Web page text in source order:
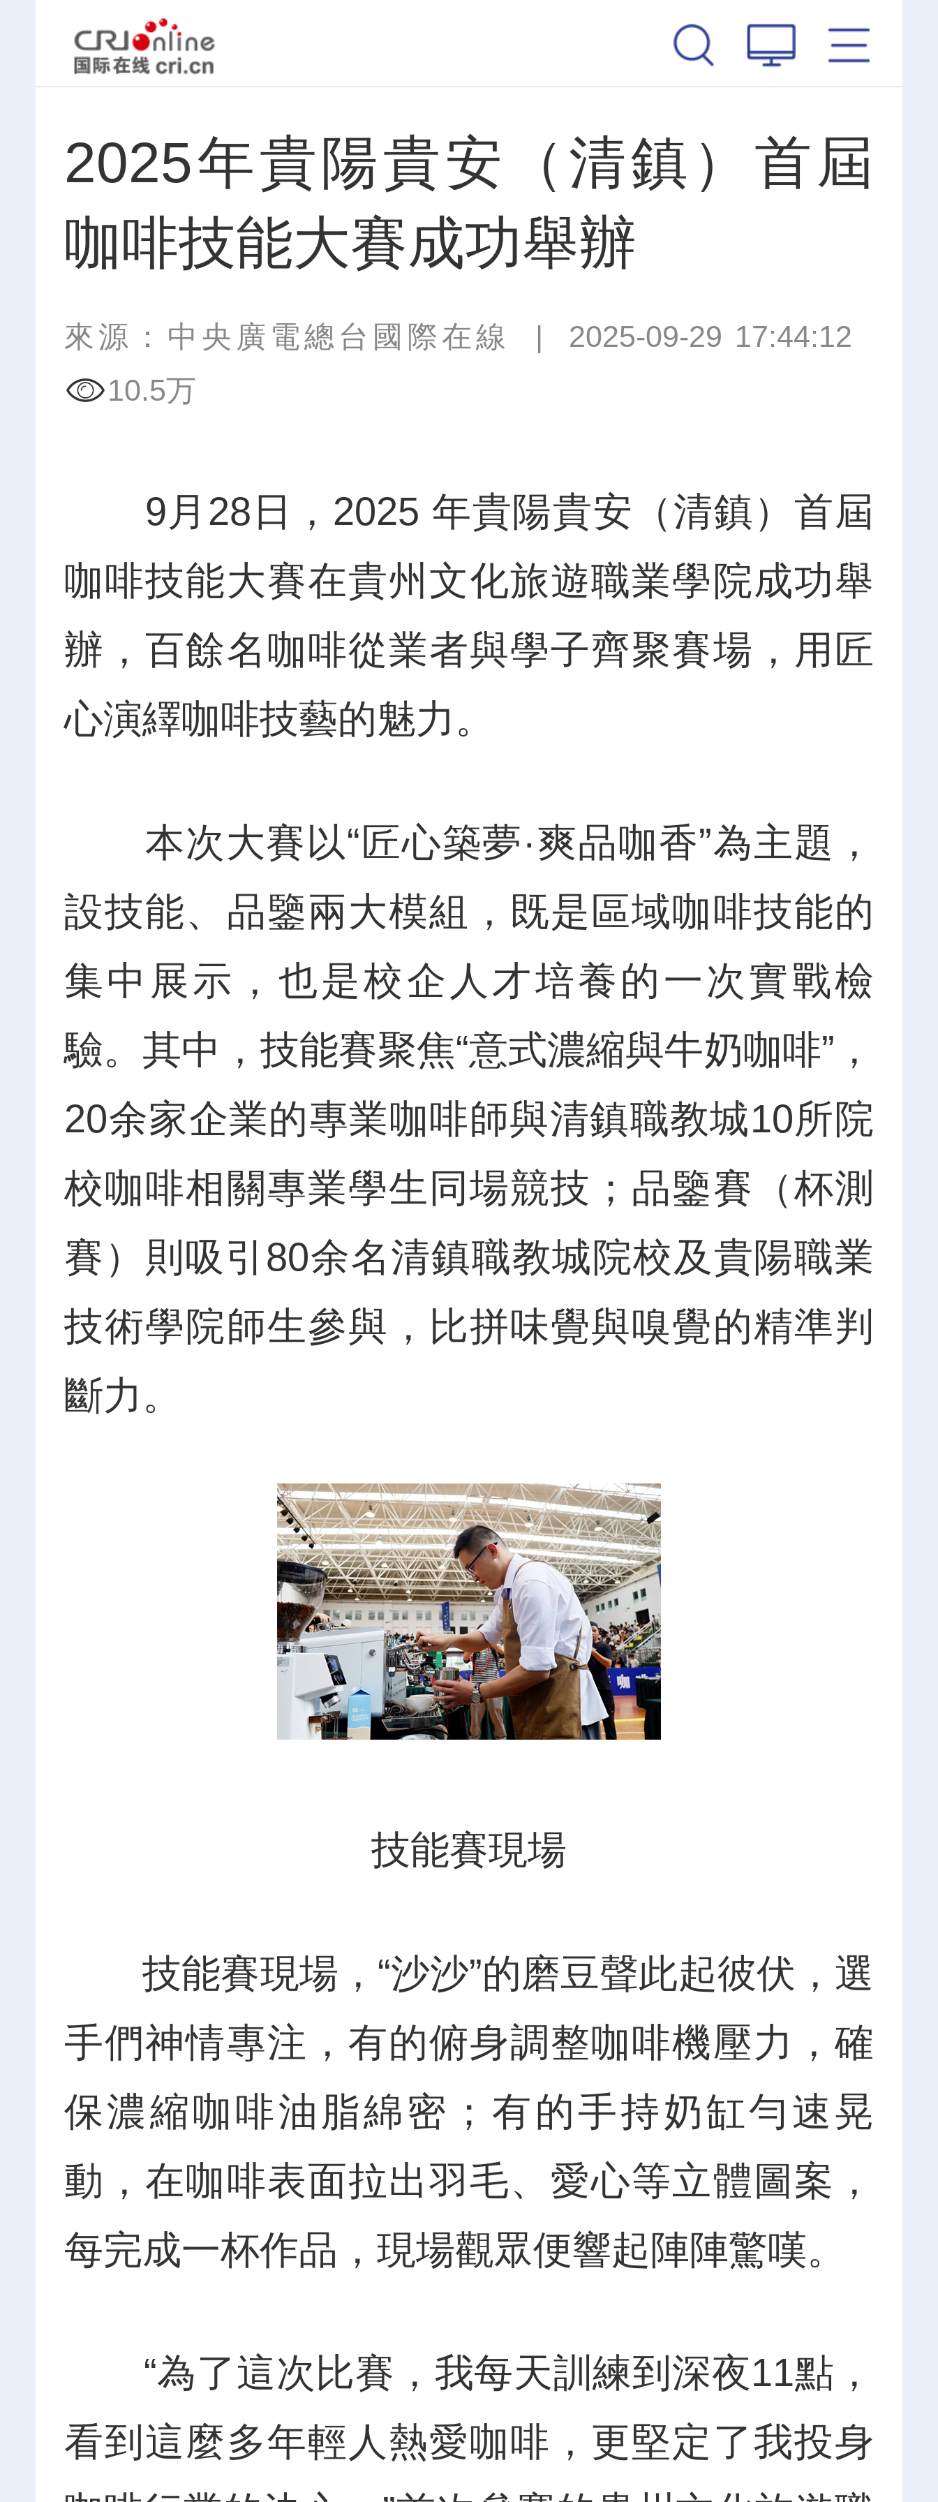
2025年貴陽貴安（清鎮）首屆
咖啡技能大賽成功舉辦
來源：中央廣電總台國際在線 | 2025-09-29 17:44:12
10.5万
9月28日，2025 年貴陽貴安（清鎮）首屆
咖啡技能大賽在貴州文化旅遊職業學院成功舉
辦，百餘名咖啡從業者與學子齊聚賽場，用匠
心演繹咖啡技藝的魅力。
本次大賽以“匠心築夢·爽品咖香”為主題，
設技能、品鑒兩大模組，既是區域咖啡技能的
集中展示，也是校企人才培養的一次實戰檢
驗。其中，技能賽聚焦“意式濃縮與牛奶咖啡”，
20余家企業的專業咖啡師與清鎮職教城10所院
校咖啡相關專業學生同場競技；品鑒賽（杯測
賽）則吸引80余名清鎮職教城院校及貴陽職業
技術學院師生參與，比拼味覺與嗅覺的精準判
斷力。
技能賽現場
技能賽現場，“沙沙”的磨豆聲此起彼伏，選
手們神情專注，有的俯身調整咖啡機壓力，確
保濃縮咖啡油脂綿密；有的手持奶缸勻速晃
動，在咖啡表面拉出羽毛、愛心等立體圖案，
每完成一杯作品，現場觀眾便響起陣陣驚嘆。
“為了這次比賽，我每天訓練到深夜11點，
看到這麼多年輕人熱愛咖啡，更堅定了我投身